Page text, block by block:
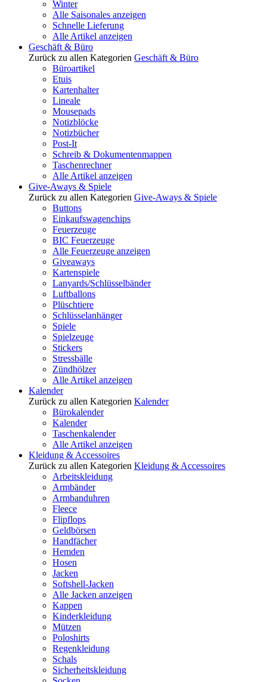
Winter
Alle Saisonales anzeigen
Schnelle Lieferung
Alle Artikel anzeigen
Geschäft & Büro
Zurück zu allen Kategorien Geschäft & Büro
Büroartikel
Etuis
Kartenhalter
Lineale
Mousepads
Notizblöcke
Notizbücher
Post-It
Schreib & Dokumentenmappen
Taschenrechner
Alle Artikel anzeigen
Give-Aways & Spiele
Zurück zu allen Kategorien Give-Aways & Spiele
Buttons
Einkaufswagenchips
Feuerzeuge
BIC Feuerzeuge
Alle Feuerzeuge anzeigen
Giveaways
Kartenspiele
Lanyards/Schlüsselbänder
Luftballons
Plüschtiere
Schlüsselanhänger
Spiele
Spielzeuge
Stickers
Stressbälle
Zündhölzer
Alle Artikel anzeigen
Kalender
Zurück zu allen Kategorien Kalender
Bürokalender
Kalender
Taschenkalender
Alle Artikel anzeigen
Kleidung & Accessoires
Zurück zu allen Kategorien Kleidung & Accessoires
Arbeitskleidung
Armbänder
Armbanduhren
Fleece
Flipflops
Geldbörsen
Handfächer
Hemden
Hosen
Jacken
Softshell-Jacken
Alle Jacken anzeigen
Kappen
Kinderkleidung
Mützen
Poloshirts
Regenkleidung
Schals
Sicherheitskleidung